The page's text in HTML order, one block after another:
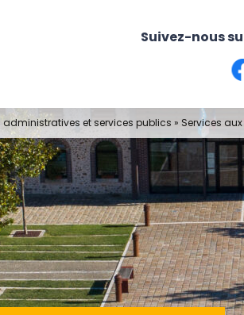
administratives et services publics » Services